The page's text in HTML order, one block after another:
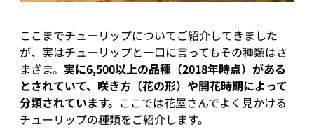
ここまでチューリップについてご紹介してきました
が、実はチューリップと一口に言ってもその種類はさ
まざま。 実に6,500以上の品種（2018年時点）がある
とされていて、咲き方（花の形）や開花時期によって
分類されています。 ここでは花屋さんでよく見かける
チューリップの種類をご紹介します。